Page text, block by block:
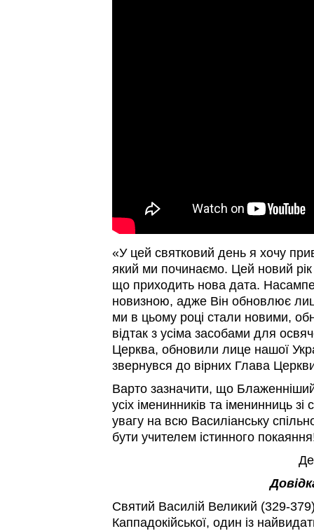
«У цей святковий день я хочу
який ми починаємо. Цей новий
що приходить нова дата.
новизною, адже Він обновлює
ми в цьому році стали новими,
відтак з усіма засобами для
Церква, обновили лице нашої
звернувся до вірних Глава
Варто зазначити, що
усіх іменинників та іменинниць
увагу на всю Василіанську
бути учителем істинного
Святий Василій Великий (329-
Каппадокійської, один із